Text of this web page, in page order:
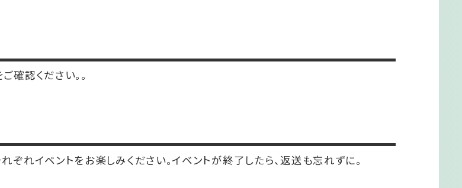
確認ください。。
ぞれイベントをお楽しみください。イベントが終了したら、返送も忘れずに。